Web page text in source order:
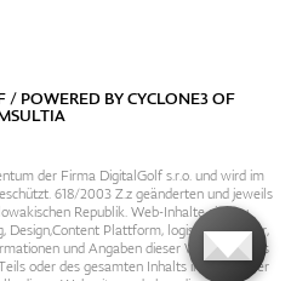
/ POWERED BYCYCLONE3OF
der Firma DigitalGolf s.r.o. und wird im
618/2003 Z.z geänderten und jeweils
Republik. Web-Inhalte sind zu
Design,Content Plattform, logische Struktur,
und Angaben dieser Webseite. Das
oder des gesamten Inhalts in irgendeiner